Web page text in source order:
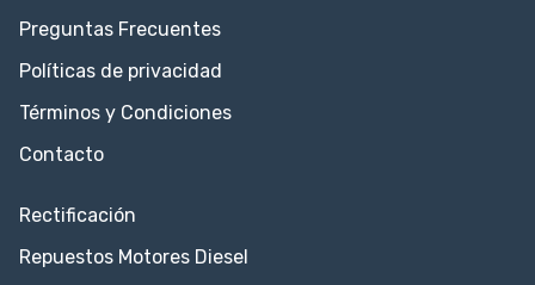
Preguntas Frecuentes
Políticas de privacidad
Términos y Condiciones
Contacto
Rectificación
Repuestos Motores Diesel